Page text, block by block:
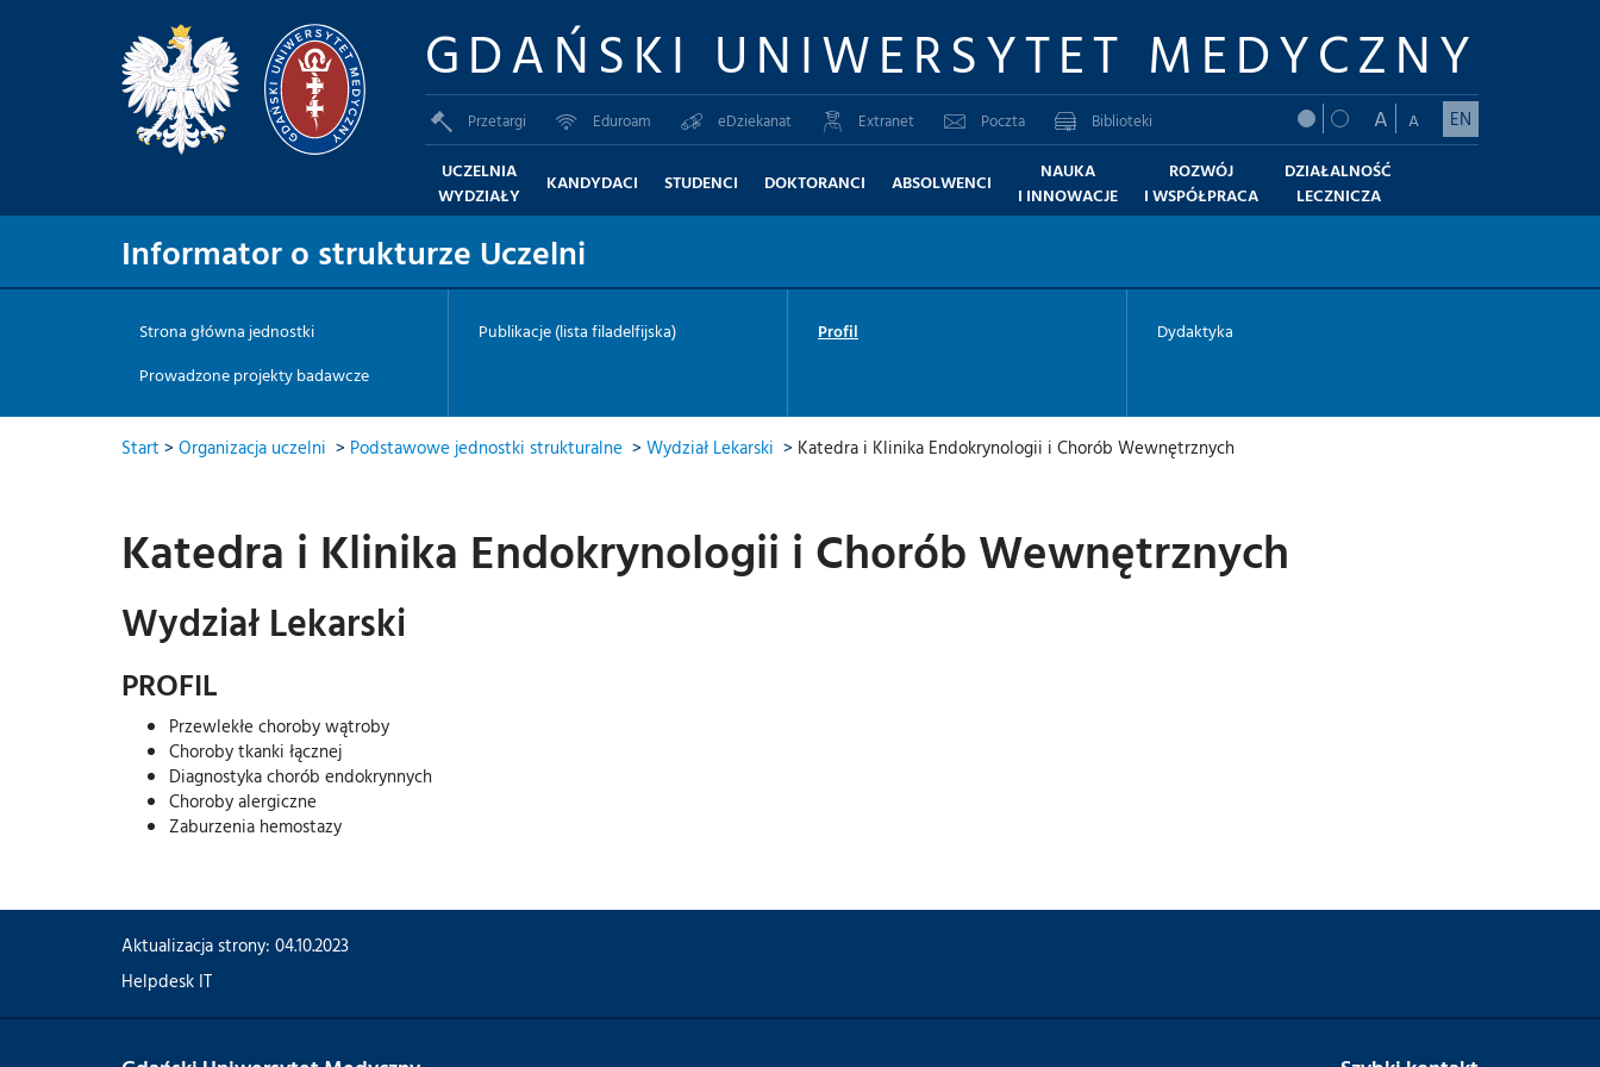
GDAŃSKI UNIWERSYTET MEDYCZNY
Przetargi Eduroam eDziekanat Extranet Poczta Biblioteki A A EN
UCZELNIA
WYDZIAŁY
KANDYDACI STUDENCI DOKTORANCI ABSOLWENCI
NAUKA
I INNOWACJE
ROZWÓJ
I WSPÓŁPRACA
DZIAŁALNOŚĆ
LECZNICZA
Informator o strukturze Uczelni
Strona główna jednostki
Prowadzone projekty badawcze
Publikacje (lista filadelfijska) Profil Dydaktyka
Start > Organizacja uczelni > Podstawowe jednostki strukturalne > Wydział Lekarski > Katedra i Klinika Endokrynologii i Chorób Wewnętrznych
Katedra i Klinika Endokrynologii i Chorób Wewnętrznych
Wydział Lekarski
PROFIL
Przewlekłe choroby wątroby
Choroby tkanki łącznej
Diagnostyka chorób endokrynnych
Choroby alergiczne
Zaburzenia hemostazy
Aktualizacja strony: 04.10.2023
Helpdesk IT